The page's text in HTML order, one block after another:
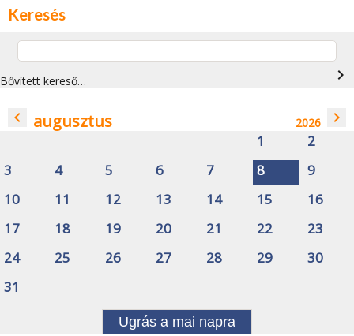
Keresés
Bővített kereső… navigate_next
navigate_before augusztus 2026 navigate_next
1
2
3
4 5 6 7 8
9
10
11 12 13 14 15
16
17
18 19 20 21 22
23
24
25 26 27 28 29
30
31
Ugrás a mai napra